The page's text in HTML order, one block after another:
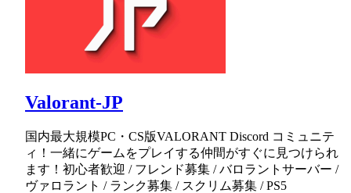
Valorant-JP
国内最大規模PC・CS版VALORANT Discord コミュニテ
ィ！一緒にゲームをプレイする仲間がすぐに見つけられ
ます！初心者歓迎 / フレンド募集 / バロラントサーバー /
ヴァロラント / ランク募集 / スクリム募集 / PS5